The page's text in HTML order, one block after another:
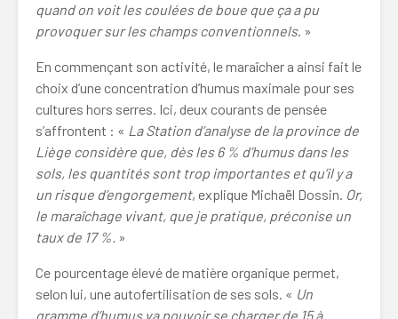
quand on voit les coulées de boue que ça a pu
provoquer sur les champs conventionnels. »
En commençant son activité, le maraîcher a ainsi fait le
choix d’une concentration d’humus maximale pour ses
cultures hors serres. Ici, deux courants de pensée
s’affrontent : « La Station d’analyse de la province de
Liège considère que, dès les 6 % d’humus dans les
sols, les quantités sont trop importantes et qu’il y a
un risque d’engorgement, explique Michaël Dossin. Or,
le maraîchage vivant, que je pratique, préconise un
taux de 17 %. »
Ce pourcentage élevé de matière organique permet,
selon lui, une autofertilisation de ses sols. « Un
gramme d’humus va pouvoir se charger de 15 à